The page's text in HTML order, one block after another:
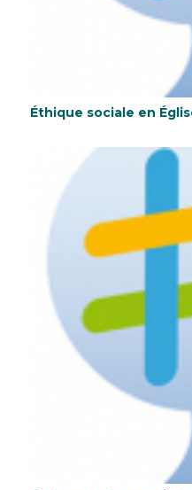
Éthique sociale en